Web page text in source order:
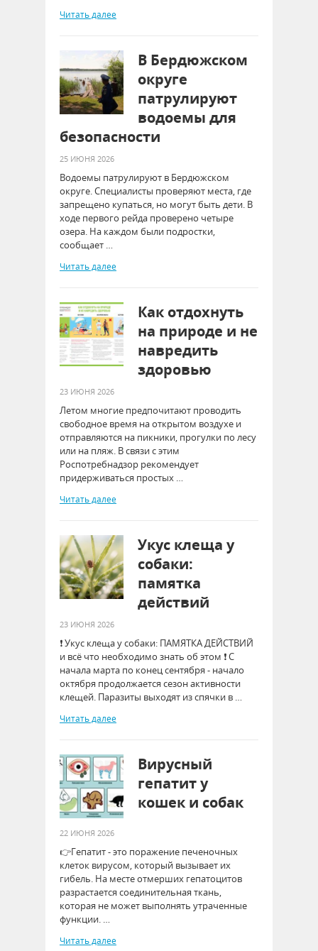
Читать далее
В Бердюжском
округе
патрулируют
водоемы для
безопасности
25 ИЮНЯ 2026
Водоемы патрулируют в Бердюжском
округе. Специалисты проверяют места, где
запрещено купаться, но могут быть дети. В
ходе первого рейда проверено четыре
озера. На каждом были подростки,
сообщает …
Читать далее
Как отдохнуть
на природе и не
навредить
здоровью
23 ИЮНЯ 2026
Летом многие предпочитают проводить
свободное время на открытом воздухе и
отправляются на пикники, прогулки по лесу
или на пляж. В связи с этим
Роспотребнадзор рекомендует
придерживаться простых …
Читать далее
Укус клеща у
собаки:
памятка
действий
23 ИЮНЯ 2026
❗ Укус клеща у собаки: ПАМЯТКА ДЕЙСТВИЙ
и всё что необходимо знать об этом ❗ С
начала марта по конец сентября - начало
октября продолжается сезон активности
клещей. Паразиты выходят из спячки в …
Читать далее
Вирусный
гепатит у
кошек и собак
22 ИЮНЯ 2026
👉Гепатит - это поражение печеночных
клеток вирусом, который вызывает их
гибель. На месте отмерших гепатоцитов
разрастается соединительная ткань,
которая не может выполнять утраченные
функции. …
Читать далее